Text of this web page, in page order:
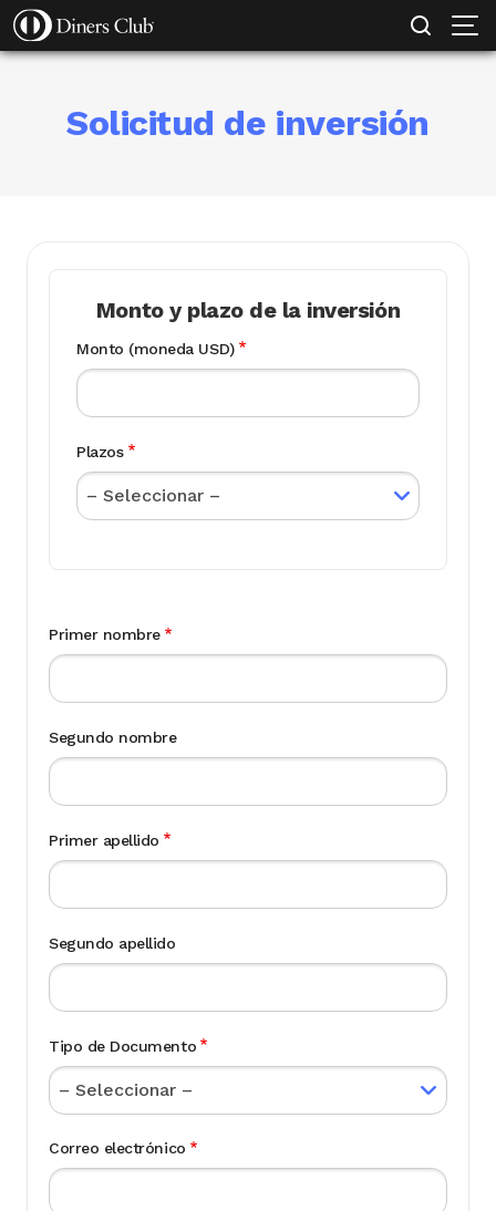
Pasar
al
principalSolicitud de inversión
Monto y plazo de la inversión
Monto (moneda USD)
Plazos
Primer nombre
Segundo nombre
Primer apellido
Segundo apellido
Tipo de Documento
Correo electrónico